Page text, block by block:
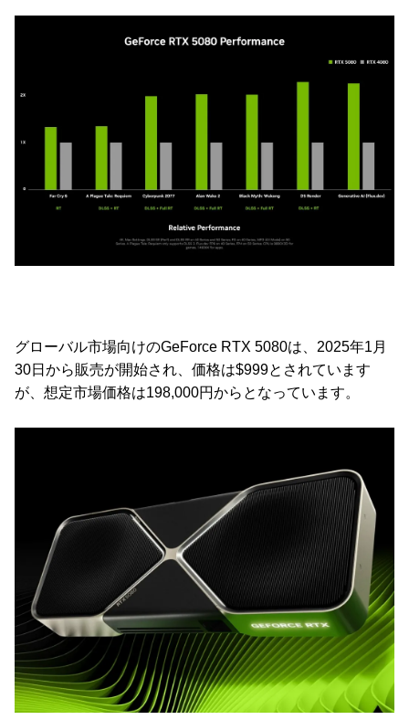
グローバル市場向けのGeForce RTX 5080は、2025年1月
30日から販売が開始され、価格は$999とされています
が、想定市場価格は198,000円からとなっています。